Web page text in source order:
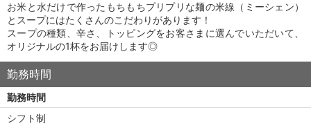
お米と水だけで作ったもちもちプリプリな麺の米線（ミーシェン）
とスープにはたくさんのこだわりがあります！
スープの種類、辛さ、トッピングをお客さまに選んでいただいて、
オリジナルの1杯をお届けします◎
勤務時間
勤務時間
シフト制